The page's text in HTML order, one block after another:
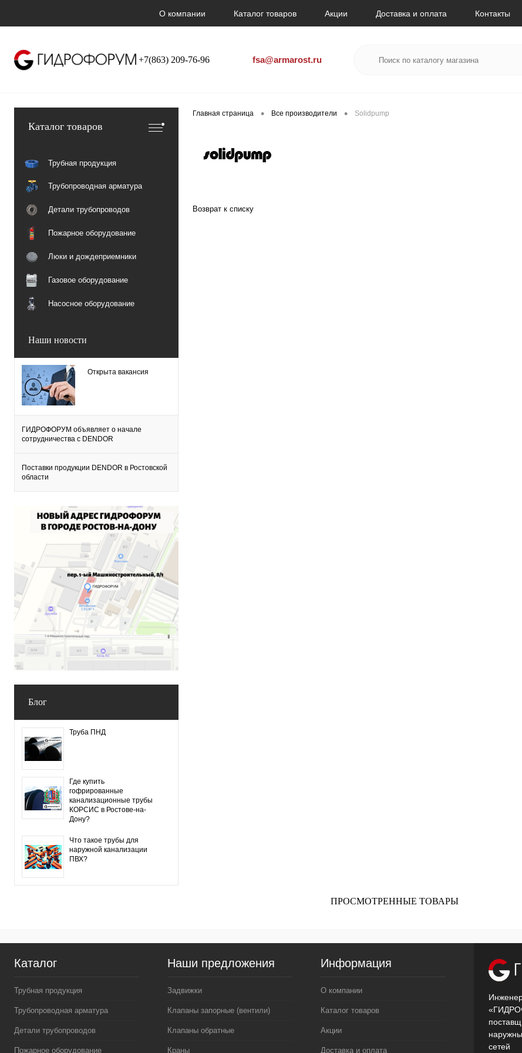
О компании Каталог товаров Акции Доставка и оплата Контакты
+7(863) 209-76-96
fsa@armarost.ru
Каталог товаров
Трубная продукция
Трубопроводная арматура
Детали трубопроводов
Пожарное оборудование
Люки и дождеприемники
Газовое оборудование
Насосное оборудование
Наши новости
Открыта вакансия
ГИДРОФОРУМ объявляет о начале
сотрудничества с DENDOR
Поставки продукции DENDOR в Ростовской
области
Блог
Труба ПНД
Где купить
гофрированные
канализационные трубы
КОРСИС в Ростове-на-
Дону?
Что такое трубы для
наружной канализации
ПВХ?
Главная страница • Все производители • Solidpump
Возврат к списку
ПРОСМОТРЕННЫЕ ТОВАРЫ
Каталог
Трубная продукция
Трубопроводная арматура
Детали трубопроводов
Пожарное оборудование
Наши предложения
Задвижки
Клапаны запорные (вентили)
Клапаны обратные
Краны
Информация
О компании
Каталог товаров
Акции
Доставка и оплата
сетей